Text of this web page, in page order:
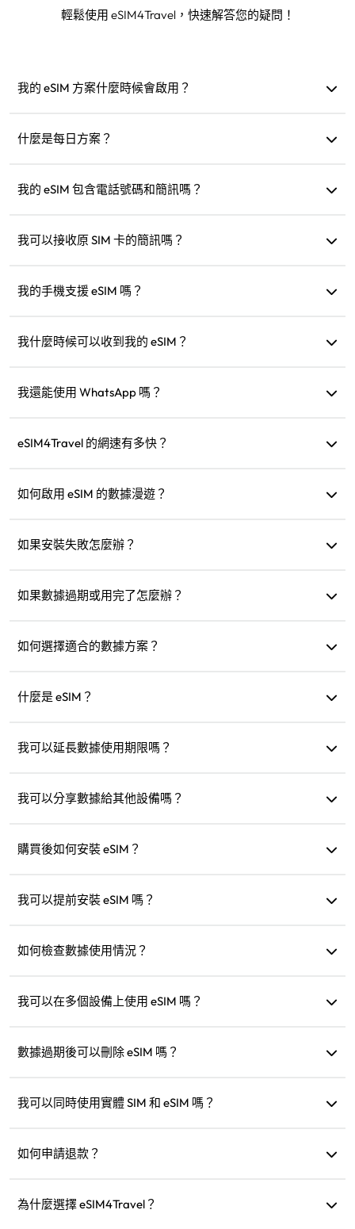
輕鬆使用 eSIM4Travel，快速解答您的疑問！
我的 eSIM 方案什麼時候會啟用？
裝。
什麼是每日方案？
如果當天的流量用完，速度會降低到 128kbps，讓您不用擔心
我的 eSIM 包含電話號碼和簡訊嗎？
用程式進行通訊。
我可以接收原 SIM 卡的簡訊嗎？
信用卡通知的簡訊。
我的手機支援 eSIM 嗎？
援 eSIM。
我什麼時候可以收到我的 eSIM？
我還能使用 WhatsApp 嗎？
響。
eSIM4Travel 的網速有多快？
當地運營商。
如何啟用 eSIM 的數據漫遊？
後啟用「數據漫遊」。
如果安裝失敗怎麼辦？
一次。如果問題持續，請聯絡客服。
如果數據過期或用完了怎麼辦？
如何選擇適合的數據方案？
10GB、20GB)/30 天，您可以根據需求選擇並隨時加購。
什麼是 eSIM？
使用它連接到網路。
我可以延長數據使用期限嗎？
啟用。
我可以分享數據給其他設備嗎？
同。
購買後如何安裝 eSIM？
我可以提前安裝 eSIM 嗎？
用使用。
如何檢查數據使用情況？
我可以在多個設備上使用 eSIM 嗎？
服。
數據過期後可以刪除 eSIM 嗎？
我可以同時使用實體 SIM 和 eSIM 嗎？
漫遊費用。
如何申請退款？
請退款。退款會在 5-7 個工作日內退回您的原付款賬戶。
為什麼選擇 eSIM4Travel？